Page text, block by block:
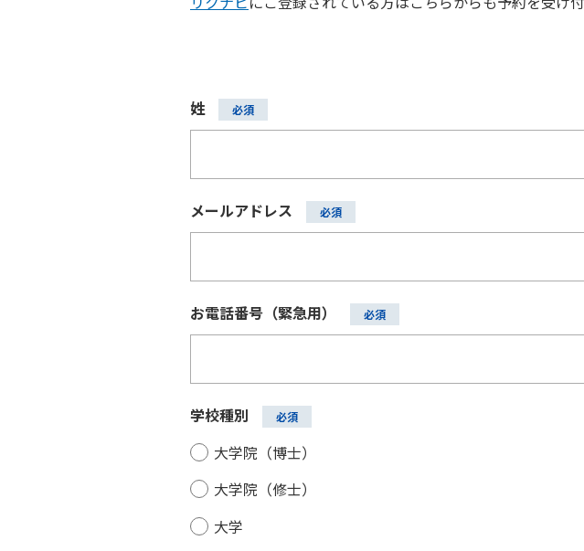
姓
メールアドレス
お電話番号（緊急用）
学校種別
大学院（博士）
大学院（修士）
大学